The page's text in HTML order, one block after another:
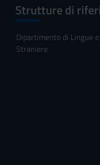
Strutture di
Dipartimento di Lingue
Straniere